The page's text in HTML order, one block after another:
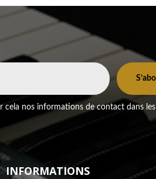
cela nos informations de contact dans les
INFORMATIONS